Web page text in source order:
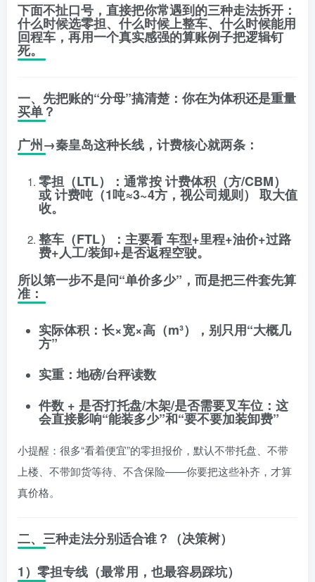
下面不扯口号，直接把你常遇到的三种走法拆开：
什么时候选零担、什么时候上整车、什么时候能用
回程车 ，再用一个真实感强的算账例子把逻辑钉
死。
一、先把账的“分母”搞清楚：你在为体积还是重量
买单？
广州→秦皇岛这种长线，计费核心就两条：
零担（LTL）
：通常按计费体积（方/CBM）
或计费吨（1吨≈3~4方，视公司规则） 取大值
收。
整车（FTL）
：主要看车型+里程+油价+过路
费+人工/装卸+是否返程空驶。
所以第一步不是问“单价多少”，而是把三件套先算
准：
实际体积 ：长×宽×高（m³），别只用“大概几
方”
实重 ：地磅/台秤读数
件数 + 是否打托盘/木架/是否需要叉车位 ：这
会直接影响“能装多少”和“要不要加装卸费”
小提醒：很多“看着便宜”的零担报价，默认不带托盘、不带
上楼、不带卸货等待、不含保险——你要把这些补齐，才算
真价格。
二、三种走法分别适合谁？（决策树）
1）零担专线（最常用，也最容易踩坑）